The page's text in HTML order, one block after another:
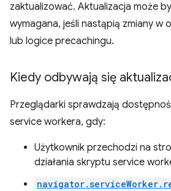
zaktualizować. Aktualizacja może
wymagana, jeśli nastąpią zmiany w
lub logice precachingu.
Kiedy odbywają się
Przeglądarki sprawdzają
service workera, gdy:
Użytkownik przechodzi na
działania skryptu service